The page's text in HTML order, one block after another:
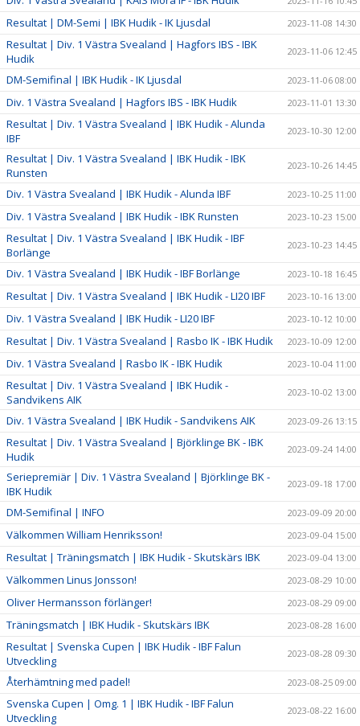
Resultat | DM-Semi | IBK Hudik - IK Ljusdal 2023-11-08 14:30
Resultat | Div. 1 Västra Svealand | Hagfors IBS - IBK
Hudik
2023-11-06 12:45
DM-Semifinal | IBK Hudik - IK Ljusdal 2023-11-06 08:00
Div. 1 Västra Svealand | Hagfors IBS - IBK Hudik 2023-11-01 13:30
Resultat | Div. 1 Västra Svealand | IBK Hudik - Alunda
IBF
2023-10-30 12:00
Resultat | Div. 1 Västra Svealand | IBK Hudik - IBK
Runsten
2023-10-26 14:45
Div. 1 Västra Svealand | IBK Hudik - Alunda IBF 2023-10-25 11:00
Div. 1 Västra Svealand | IBK Hudik - IBK Runsten 2023-10-23 15:00
Resultat | Div. 1 Västra Svealand | IBK Hudik - IBF
Borlänge
2023-10-23 14:45
Div. 1 Västra Svealand | IBK Hudik - IBF Borlänge 2023-10-18 16:45
Resultat | Div. 1 Västra Svealand | IBK Hudik - LI20 IBF 2023-10-16 13:00
Div. 1 Västra Svealand | IBK Hudik - LI20 IBF 2023-10-12 10:00
Resultat | Div. 1 Västra Svealand | Rasbo IK - IBK Hudik 2023-10-09 12:00
Div. 1 Västra Svealand | Rasbo IK - IBK Hudik 2023-10-04 11:00
Resultat | Div. 1 Västra Svealand | IBK Hudik -
Sandvikens AIK
2023-10-02 13:00
Div. 1 Västra Svealand | IBK Hudik - Sandvikens AIK 2023-09-26 13:15
Resultat | Div. 1 Västra Svealand | Björklinge BK - IBK
Hudik
2023-09-24 14:00
Seriepremiär | Div. 1 Västra Svealand | Björklinge BK -
IBK Hudik
2023-09-18 17:00
DM-Semifinal | INFO 2023-09-09 20:00
Välkommen William Henriksson! 2023-09-04 15:00
Resultat | Träningsmatch | IBK Hudik - Skutskärs IBK 2023-09-04 13:00
Välkommen Linus Jonsson! 2023-08-29 10:00
Oliver Hermansson förlänger! 2023-08-29 09:00
Träningsmatch | IBK Hudik - Skutskärs IBK 2023-08-28 16:00
Resultat | Svenska Cupen | IBK Hudik - IBF Falun
Utveckling
2023-08-28 09:30
Återhämtning med padel! 2023-08-25 09:00
Svenska Cupen | Omg. 1 | IBK Hudik - IBF Falun
Utveckling
2023-08-22 16:00